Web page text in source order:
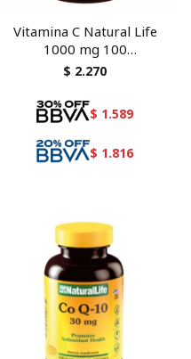
Vitamina C Natural Life
1000 mg 100
comprimidos
$ 2.270
$ 1.589
$ 1.816